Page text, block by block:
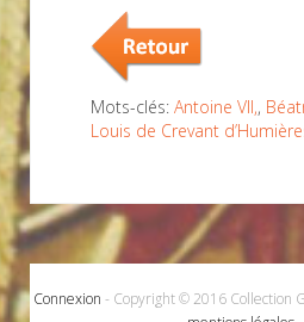
Mots-clés: Antoine VII,,
Louis de Crevant
Connexion - Copyright © 2016 Collection